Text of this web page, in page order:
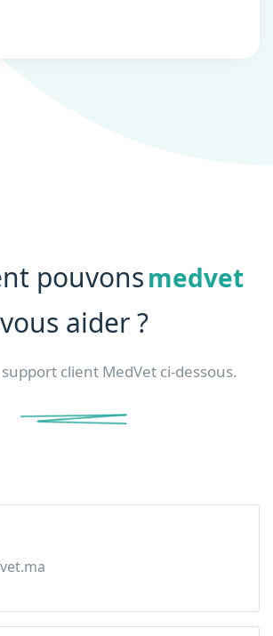
pouvonsmedvet
vous aider ?
client MedVet ci-dessous.